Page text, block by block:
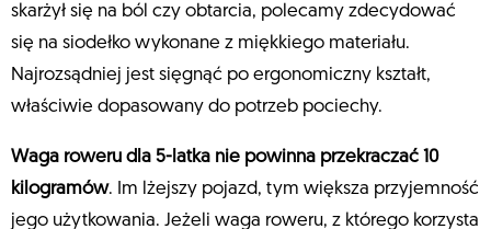
skarżył się na ból czy obtarcia, polecamy zdecydować
się na siodełko wykonane z miękkiego materiału.
Najrozsądniej jest sięgnąć po ergonomiczny kształt,
właściwie dopasowany do potrzeb pociechy.
Waga roweru dla 5-latka nie powinna przekraczać 10
kilogramów. Im lżejszy pojazd, tym większa przyjemność
jego użytkowania. Jeżeli waga roweru, z którego korzysta